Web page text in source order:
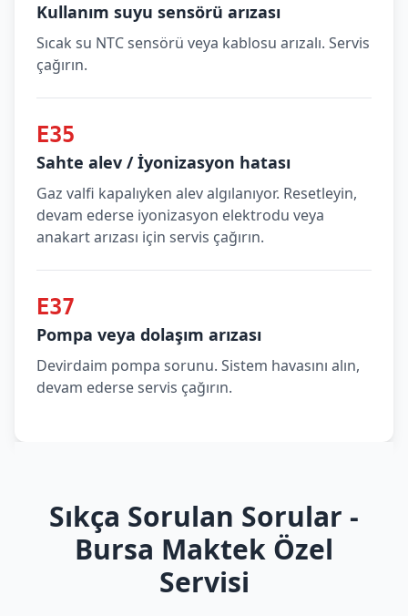
Kullanım suyu sensörü arızası
Sıcak su NTC sensörü veya kablosu arızalı. Servis
çağırın.
E35
Sahte alev / İyonizasyon hatası
Gaz valfi kapalıyken alev algılanıyor. Resetleyin,
devam ederse iyonizasyon elektrodu veya
anakart arızası için servis çağırın.
E37
Pompa veya dolaşım arızası
Devirdaim pompa sorunu. Sistem havasını alın,
devam ederse servis çağırın.
Sıkça Sorulan Sorular -
Bursa Maktek Özel
Servisi